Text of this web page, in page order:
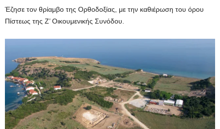
Έζησε τον θρίαμβο της Ορθοδοξίας, με την καθιέρωση του όρου
Πίστεως της Ζ’ Οικουμενικής Συνόδου.